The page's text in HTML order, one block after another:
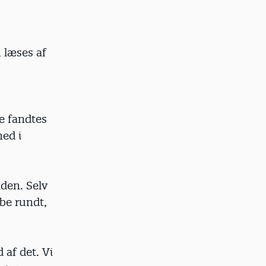
læses af
fandtes
i
Selv
rundt,
af det. Vi